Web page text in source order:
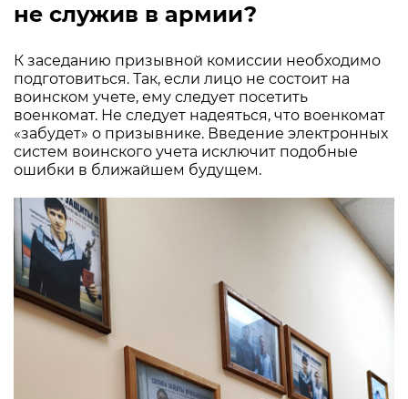
не служив в армии?
К заседанию призывной комиссии необходимо
подготовиться. Так, если лицо не состоит на
воинском учете, ему следует посетить
военкомат. Не следует надеяться, что военкомат
«забудет» о призывнике. Введение электронных
систем воинского учета исключит подобные
ошибки в ближайшем будущем.